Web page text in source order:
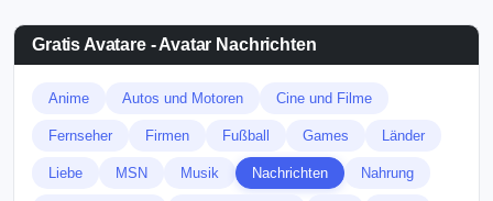
Gratis Avatare - Avatar Nachrichten
Anime Autos und Motoren Cine und Filme
Fernseher Firmen Fußball Games Länder
Liebe MSN Musik Nachrichten Nahrung